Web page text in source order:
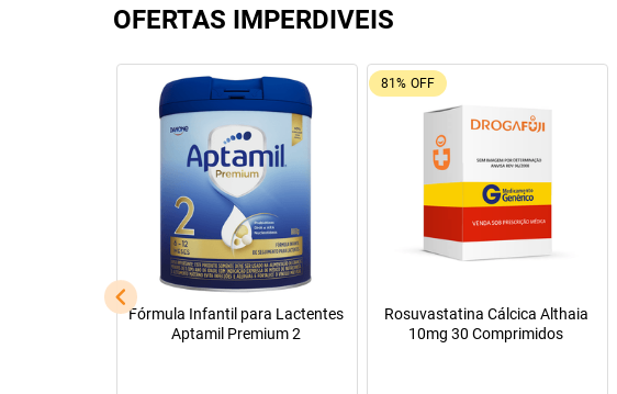
OFERTAS IMPERDIVEIS
Fórmula Infantil para Lactentes
Aptamil Premium 2
81% OFF
Rosuvastatina Cálcica Althaia
10mg 30 Comprimidos